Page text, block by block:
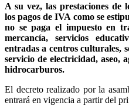
A su vez, las prestaciones de
los pagos de IVA como se
no se paga el impuesto en
mercancía, servicios
entradas a centros culturales,
servicio de electricidad, aseo,
hidrocarburos.
El decreto realizado por la
entrará en vigencia a partir del